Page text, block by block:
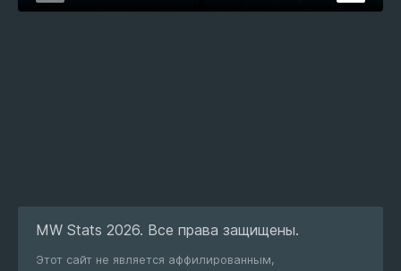
Comparison
MW Stats 2026. Все права защищены.
Этот сайт не является аффилированным,